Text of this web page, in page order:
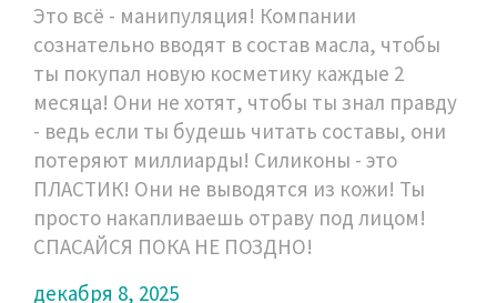
Это всё - манипуляция! Компании
сознательно вводят в состав масла, чтобы
ты покупал новую косметику каждые 2
месяца! Они не хотят, чтобы ты знал правду
- ведь если ты будешь читать составы, они
потеряют миллиарды! Силиконы - это
ПЛАСТИК! Они не выводятся из кожи! Ты
просто накапливаешь отраву под лицом!
СПАСАЙСЯ ПОКА НЕ ПОЗДНО!
декабря 8, 2025